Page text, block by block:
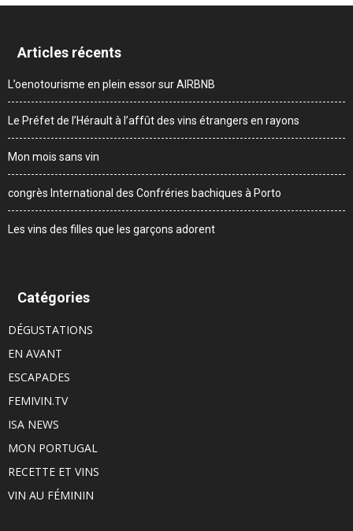
Articles récents
L’oenotourisme en plein essor sur AIRBNB
Le Préfet de l’Hérault à l’affût des vins étrangers en rayons
Mon mois sans vin
congrès International des Confréries bachiques à Porto
Les vins des filles que les garçons adorent
Catégories
DÉGUSTATIONS
EN AVANT
ESCAPADES
FEMIVIN.TV
ISA NEWS
MON PORTUGAL
RECETTE ET VINS
VIN AU FÉMININ